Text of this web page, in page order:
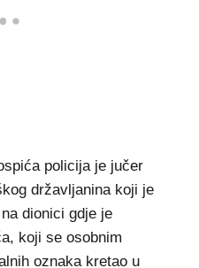
policija je jučer
državljanina koji je
dionici gdje je
koji se osobnim
oznaka kretao u